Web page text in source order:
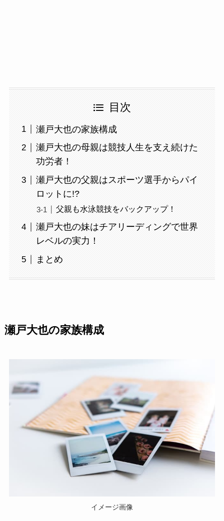
目次
瀬戸大也の家族構成
瀬戸大也の母親は競技人生を支え続けた
功労者！
瀬戸大也の父親はスポーツ選手からパイ
ロットに!?
父親も水泳競技をバックアップ！
瀬戸大也の妹はチアリーディングで世界
レベルの実力！
まとめ
瀬戸大也の家族構成
イメージ画像